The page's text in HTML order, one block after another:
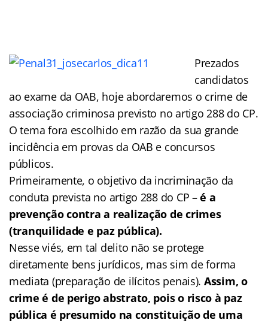
Prezados
candidatos
ao exame da OAB, hoje abordaremos o crime de
associação criminosa previsto no artigo 288 do CP.
O tema fora escolhido em razão da sua grande
incidência em provas da OAB e concursos
públicos.
Primeiramente, o objetivo da incriminação da
conduta prevista no artigo 288 do CP –é a
prevenção contra a realização de crimes
(tranquilidade e paz pública).
Nesse viés, em tal delito não se protege
diretamente bens jurídicos, mas sim de forma
mediata (preparação de ilícitos penais). Assim, o
crime é de perigo abstrato, pois o risco à paz
pública é presumido na constituição de uma